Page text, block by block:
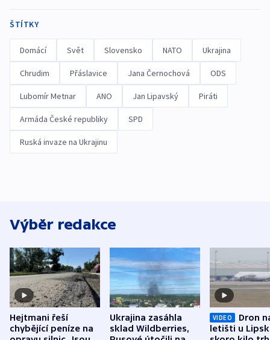
ŠTÍTKY
Domácí Svět Slovensko NATO Ukrajina
Chrudim Přáslavice Jana Černochová ODS
Lubomír Metnar ANO Jan Lipavský Piráti
Armáda České republiky SPD
Ruská invaze na Ukrajinu
Výběr redakce
Hejtmani řeší
chybějící peníze na
Ukrajina zasáhla
sklad Wildberries,
VIDEO
Dron
letišti u